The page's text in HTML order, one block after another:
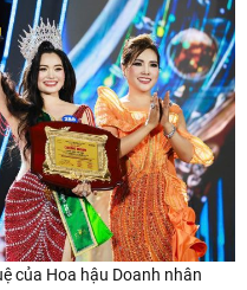
của Hoa hậu Doanh nhân